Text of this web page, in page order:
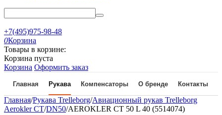
+7(495)975-98-48
0Корзина
Товары в корзине:
Корзина пуста
Корзина Оформить заказ
Главная Рукава Компенсаторы О бренде Контакты
Главная/Рукава Trelleborg/Авиационный рукав Trelleborg
Aerokler CT/DN50/AEROKLER CT 50 L 40 (5514074)